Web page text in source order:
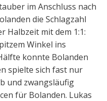
im Anschluss nach
die Schlagzahl
Halbzeit mit dem 1:1:
Winkel ins
konnte Bolanden
spielte sich fast nur
und zwangsläufig
für Bolanden. Lukas